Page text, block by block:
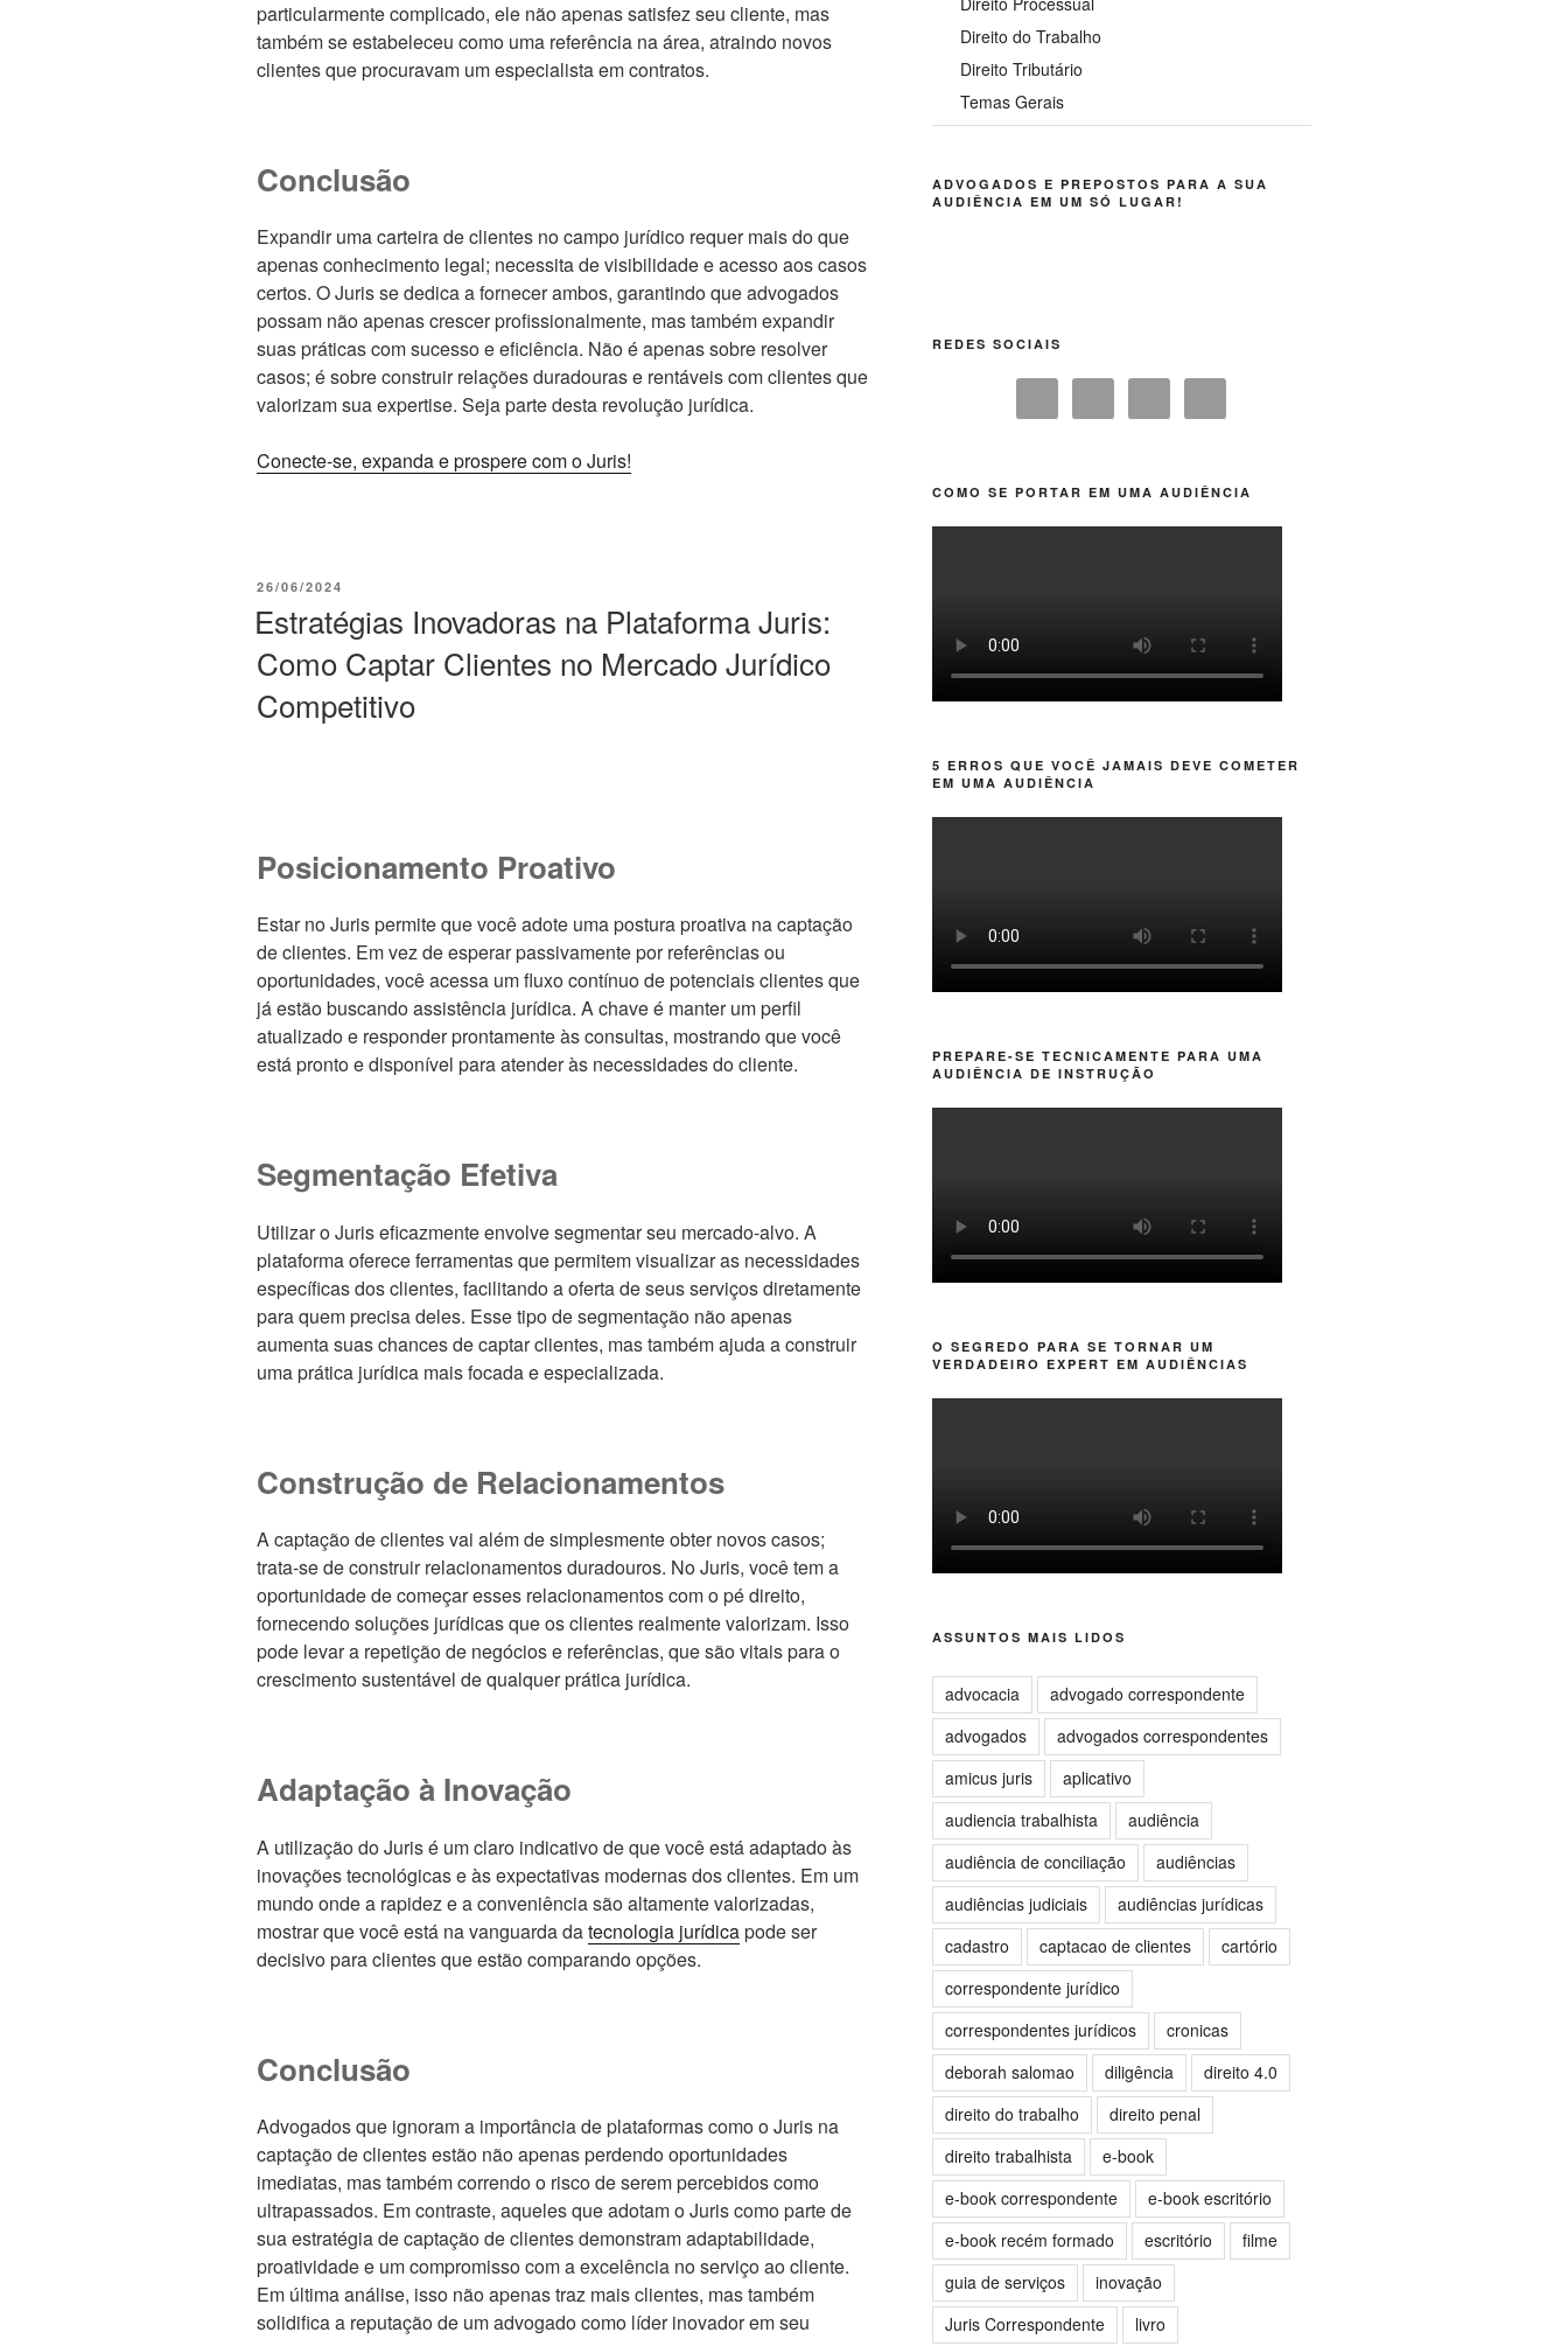
particularmente complicado, ele não apenas satisfez seu cliente, mas
também se estabeleceu como uma referência na área, atraindo novos
clientes que procuravam um especialista em contratos.
Conclusão
Expandir uma carteira de clientes no campo jurídico requer mais do que
apenas conhecimento legal; necessita de visibilidade e acesso aos casos
certos. O Juris se dedica a fornecer ambos, garantindo que advogados
possam não apenas crescer profissionalmente, mas também expandir
suas práticas com sucesso e eficiência. Não é apenas sobre resolver
casos; é sobre construir relações duradouras e rentáveis com clientes que
valorizam sua expertise. Seja parte desta revolução jurídica.
Conecte-se, expanda e prospere com o Juris!
PUBLICADO
26/06/2024
Estratégias Inovadoras na Plataforma Juris:
Como Captar Clientes no Mercado Jurídico
Competitivo
Posicionamento Proativo
Estar no Juris permite que você adote uma postura proativa na captação
de clientes. Em vez de esperar passivamente por referências ou
oportunidades, você acessa um fluxo contínuo de potenciais clientes que
já estão buscando assistência jurídica. A chave é manter um perfil
atualizado e responder prontamente às consultas, mostrando que você
está pronto e disponível para atender às necessidades do cliente.
Segmentação Efetiva
Utilizar o Juris eficazmente envolve segmentar seu mercado-alvo. A
plataforma oferece ferramentas que permitem visualizar as necessidades
específicas dos clientes, facilitando a oferta de seus serviços diretamente
para quem precisa deles. Esse tipo de segmentação não apenas
aumenta suas chances de captar clientes, mas também ajuda a construir
uma prática jurídica mais focada e especializada.
Construção de Relacionamentos
A captação de clientes vai além de simplesmente obter novos casos;
trata-se de construir relacionamentos duradouros. No Juris, você tem a
oportunidade de começar esses relacionamentos com o pé direito,
fornecendo soluções jurídicas que os clientes realmente valorizam. Isso
pode levar a repetição de negócios e referências, que são vitais para o
crescimento sustentável de qualquer prática jurídica.
Adaptação à Inovação
A utilização do Juris é um claro indicativo de que você está adaptado às
inovações tecnológicas e às expectativas modernas dos clientes. Em um
mundo onde a rapidez e a conveniência são altamente valorizadas,
mostrar que você está na vanguarda datecnologia jurídicapode ser
decisivo para clientes que estão comparando opções.
Conclusão
Advogados que ignoram a importância de plataformas como o Juris na
captação de clientes estão não apenas perdendo oportunidades
imediatas, mas também correndo o risco de serem percebidos como
ultrapassados. Em contraste, aqueles que adotam o Juris como parte de
sua estratégia de captação de clientes demonstram adaptabilidade,
proatividade e um compromisso com a excelência no serviço ao cliente.
Em última análise, isso não apenas traz mais clientes, mas também
solidifica a reputação de um advogado como líder inovador em seu
Direito do Trabalho
Direito Tributário
Temas Gerais
ADVOGADOS E PREPOSTOS PARA A SUA
AUDIÊNCIA EM UM SÓ LUGAR!
REDES SOCIAIS
COMO SE PORTAR EM UMA AUDIÊNCIA
5 ERROS QUE VOCÊ JAMAIS DEVE COMETER
EM UMA AUDIÊNCIA
PREPARE-SE TECNICAMENTE PARA UMA
AUDIÊNCIA DE INSTRUÇÃO
O SEGREDO PARA SE TORNAR UM
VERDADEIRO EXPERT EM AUDIÊNCIAS
ASSUNTOS MAIS LIDOS
advocacia
advogado correspondente
advogados
advogados correspondentes
amicus juris
aplicativo
audiencia trabalhista
audiência
audiência de conciliação
audiências
audiências judiciais
audiências jurídicas
cadastro
captacao de clientes
cartório
correspondente jurídico
correspondentes jurídicos
cronicas
deborah salomao
diligência
direito 4.0
direito do trabalho
direito penal
direito trabalhista
e-book
e-book correspondente
e-book escritório
e-book recém formado
escritório
filme
guia de serviços
inovação
Juris Correspondente
livro